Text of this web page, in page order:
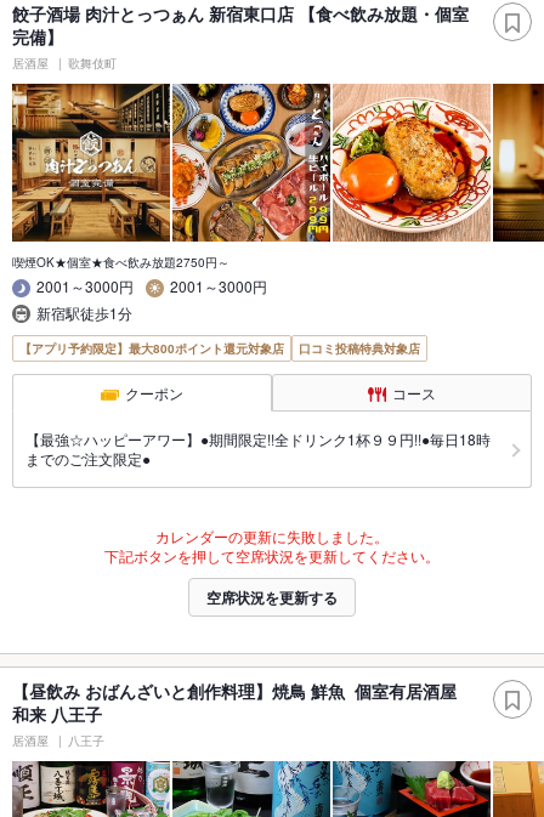
餃子酒場 肉汁とっつぁん 新宿東口店 【食べ飲み放題・個室
完備】
居酒屋 歌舞伎町
喫煙OK★個室★食べ飲み放題2750円～
2001～3000円
2001～3000円
新宿駅徒歩1分
【アプリ予約限定】最大800ポイント還元対象店 口コミ投稿特典対象店
クーポン コース
【最強☆ハッピーアワー】●期間限定!!全ドリンク1杯９９円!!●毎日18時
までのご注文限定●
カレンダーの更新に失敗しました。
下記ボタンを押して空席状況を更新してください。
空席状況を更新する
【昼飲み おばんざいと創作料理】焼鳥 鮮魚 個室有居酒屋
和来 八王子
居酒屋 八王子